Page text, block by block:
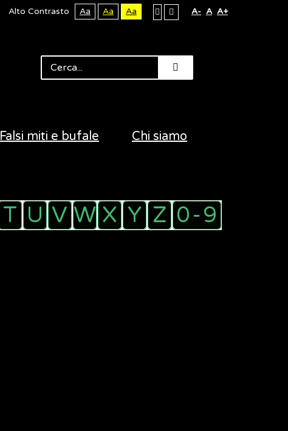
Alto Contrasto Aa Aa Aa A- A A+
Falsi miti e bufale Chi siamo